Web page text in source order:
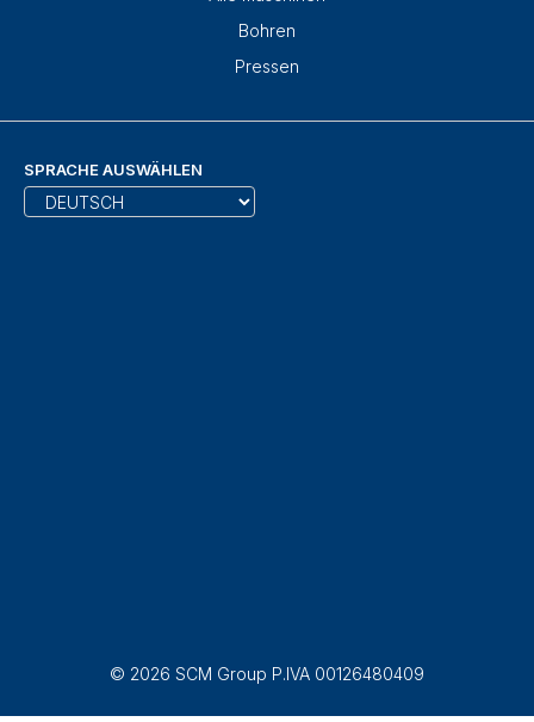
Bohren
Pressen
SPRACHE AUSWÄHLEN
© 2026 SCM Group P.IVA 00126480409